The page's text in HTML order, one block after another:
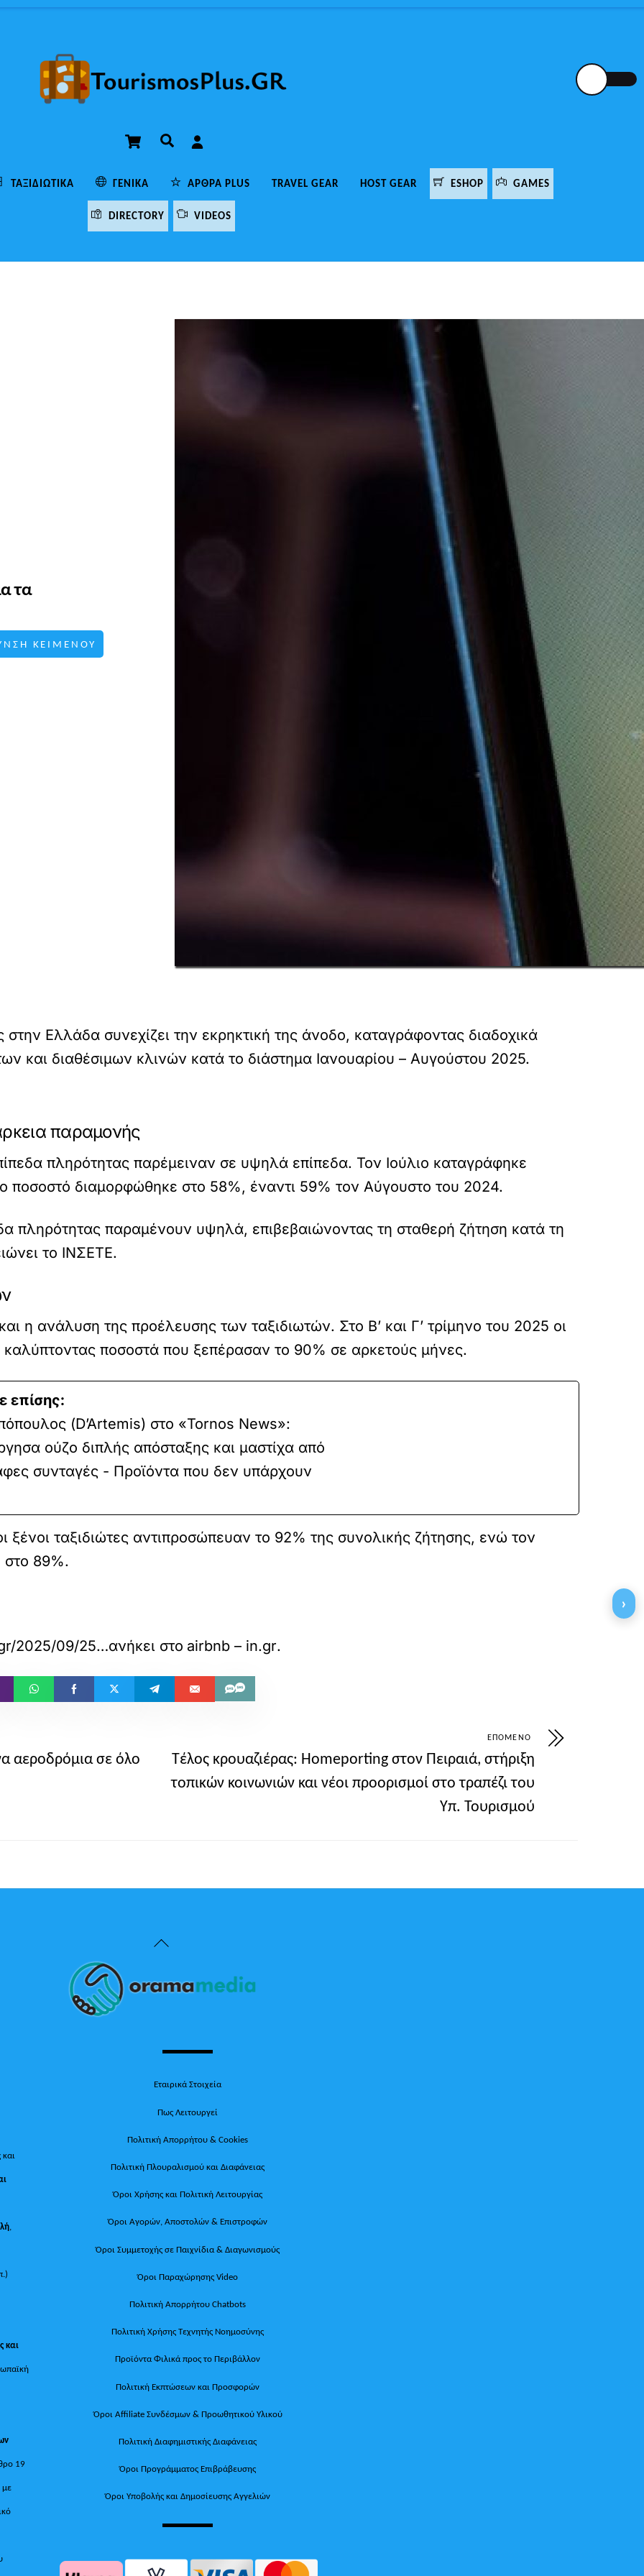
Cart Αναζήτηση
ΤΑΞΙΔΙΩΤΙΚΆ ΓΕΝΙΚΆ ΆΡΘΡΑ PLUS TRAVEL GEAR HOST GEAR ESHOP GAMES
DIRECTORY VIDEOS
τα
ΚΕΙΜΕΝΟΥ
Ελλάδα συνεχίζει την εκρηκτική της άνοδο, καταγράφοντας διαδοχικά
και διαθέσιμων κλινών κατά το διάστημα Ιανουαρίου – Αυγούστου 2025.
παραμονής
πληρότητας παρέμειναν σε υψηλά επίπεδα. Τον Ιούλιο καταγράφηκε
ποσοστό διαμορφώθηκε στο 58%, έναντι 59% τον Αύγουστο του 2024.
πληρότητας παραμένουν υψηλά, επιβεβαιώνοντας τη σταθερή ζήτηση κατά τη
το ΙΝΣΕΤΕ.
η ανάλυση της προέλευσης των ταξιδιωτών. Στο Β’ και Γ’ τρίμηνο του 2025 οι
καλύπτοντας ποσοστά που ξεπέρασαν το 90% σε αρκετούς μήνες.
επίσης:
(D’Artemis) στο «Tornos News»:
ούζο διπλής απόσταξης και μαστίχα από
συνταγές - Προϊόντα που δεν υπάρχουν
ξένοι ταξιδιώτες αντιπροσώπευαν το 92% της συνολικής ζήτησης, ενώ τον
στο 89%.
https://www.in.gr/2025/09/25/economy/oikonomikes-eidiseis/airbnb-neo-istoriko-rekor-gia-ta-katalymata-kai-tis-klines/ανήκει στο airbnb – in.gr.
αεροδρόμια σε όλο
ΕΠΌΜΕΝΟ
Τέλος κρουαζιέρας: Homeporting στον Πειραιά, στήριξη
τοπικών κοινωνιών και νέοι προορισμοί στο τραπέζι του
Υπ. Τουρισμού
Back
Top
,
και
19
με
Εταιρικά Στοιχεία
Πως Λειτουργεί
Πολιτική Απορρήτου & Cookies
Πολιτική Πλουραλισμού και Διαφάνειας
Όροι Χρήσης και Πολιτική Λειτουργίας
Όροι Αγορών, Αποστολών & Επιστροφών
Όροι Συμμετοχής σε Παιχνίδια & Διαγωνισμούς
Όροι Παραχώρησης Video
Πολιτική Απορρήτου Chatbots
Πολιτική Χρήσης Τεχνητής Νοημοσύνης
Προϊόντα Φιλικά προς το Περιβάλλον
Πολιτική Εκπτώσεων και Προσφορών
Όροι Affiliate Συνδέσμων & Προωθητικού Υλικού
Πολιτική Διαφημιστικής Διαφάνειας
Όροι Προγράμματος Επιβράβευσης
Όροι Υποβολής και Δημοσίευσης Αγγελιών
›